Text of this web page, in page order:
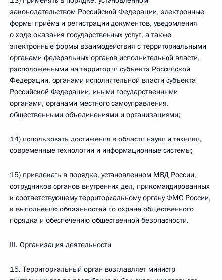
законодательством Российской Федерации, электронные
формы приёма и регистрации документов, уведомления
о ходе оказания государственных услуг, а также
электронные формы взаимодействия с территориальными
органами федеральных органов исполнительной власти,
расположенными на территории субъекта Российской
Федерации, органами исполнительной власти субъекта
Российской Федерации, иными государственными
органами, органами местного самоуправления,
общественными объединениями и организациями;
14) использовать достижения в области науки и техники,
современные технологии и информационные системы;
15) привлекать в порядке, установленном МВД России,
сотрудников органов внутренних дел, прикомандированных
к соответствующему территориальному органу ФМС России,
к выполнению обязанностей по охране общественного
порядка и обеспечению общественной безопасности.
III. Организация деятельности
15. Территориальный орган возглавляет министр